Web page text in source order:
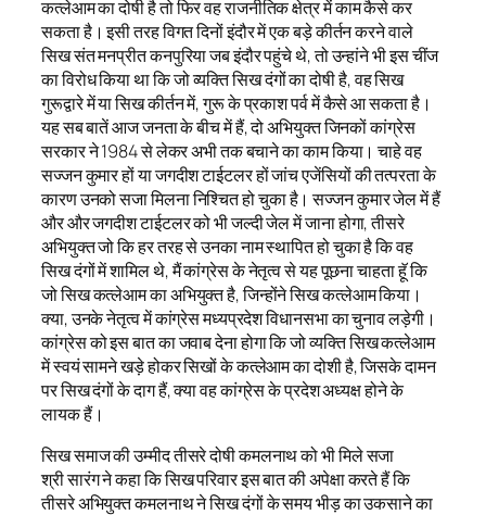
कत्लेआम का दोषी है तो फिर वह राजनीतिक क्षेत्र में काम कैसे कर
सकता है। इसी तरह विगत दिनों इंदौर में एक बड़े कीर्तन करने वाले
सिख संत मनप्रीत कनपुरिया जब इंदौर पहुंचे थे, तो उन्हांने भी इस चींज
का विरोध किया था कि जो व्यक्ति सिख दंगों का दोषी है, वह सिख
गुरूद्वारे में या सिख कीर्तन में, गुरू के प्रकाश पर्व में कैसे आ सकता है।
यह सब बातें आज जनता के बीच में हैं, दो अभियुक्त जिनकों कांग्रेस
सरकार ने 1984 से लेकर अभी तक बचाने का काम किया। चाहे वह
सज्जन कुमार हों या जगदीश टाईटलर हों जांच एजेंसियों की तत्परता के
कारण उनको सजा मिलना निश्चित हो चुका है। सज्जन कुमार जेल में हैं
और और जगदीश टाईटलर को भी जल्दी जेल में जाना होगा, तीसरे
अभियुक्त जो कि हर तरह से उनका नाम स्थापित हो चुका है कि वह
सिख दंगों में शामिल थे, मैं कांग्रेस के नेतृत्व से यह पूछना चाहता हॅू कि
जो सिख कत्लेआम का अभियुक्त है, जिन्होंने सिख कत्लेआम किया।
क्या, उनके नेतृत्व में कांग्रेस मध्यप्रदेश विधानसभा का चुनाव लड़ेगी।
कांग्रेस को इस बात का जवाब देना होगा कि जो व्यक्ति सिख कत्लेआम
में स्वयं सामने खड़े होकर सिखों के कत्लेआम का दोशी है, जिसके दामन
पर सिख दंगों के दाग हैं, क्या वह कांग्रेस के प्रदेश अध्यक्ष होने के
लायक हैं।
सिख समाज की उम्मीद तीसरे दोषी कमलनाथ को भी मिले सजा
श्री सारंग ने कहा कि सिख परिवार इस बात की अपेक्षा करते हैं कि
तीसरे अभियुक्त कमलनाथ ने सिख दंगों के समय भीड़ का उकसाने का